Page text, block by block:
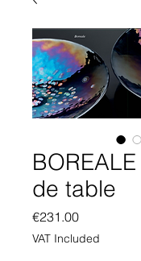
de table
€231.00Price
VAT Included